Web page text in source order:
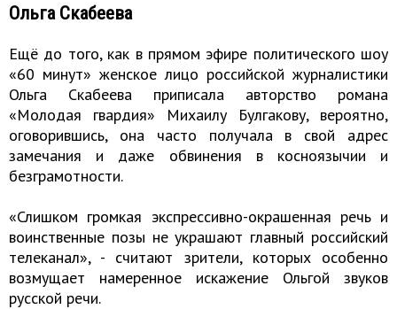
Ольга Скабеева
Ещё до того, как в прямом эфире политического шоу
«60 минут» женское лицо российской журналистики
Ольга Скабеева приписала авторство романа
«Молодая гвардия» Михаилу Булгакову, вероятно,
оговорившись, она часто получала в свой адрес
замечания и даже обвинения в косноязычии и
безграмотности.
«Слишком громкая экспрессивно-окрашенная речь и
воинственные позы не украшают главный российский
телеканал», - считают зрители, которых особенно
возмущает намеренное искажение Ольгой звуков
русской речи.